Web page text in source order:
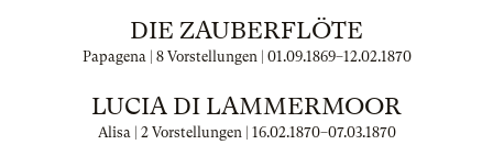
DIE ZAUBERFLÖTE
Papagena | 8 Vorstellungen | 01.09.1869–12.02.1870
LUCIA DI LAMMERMOOR
Alisa | 2 Vorstellungen | 16.02.1870–07.03.1870